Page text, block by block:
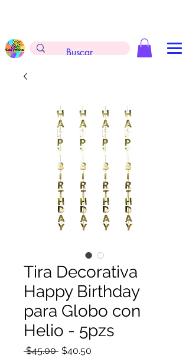
Tira Decorativa
Happy Birthday
para Globo con
Helio - 5pzs
$45.00 Precio
$40.50